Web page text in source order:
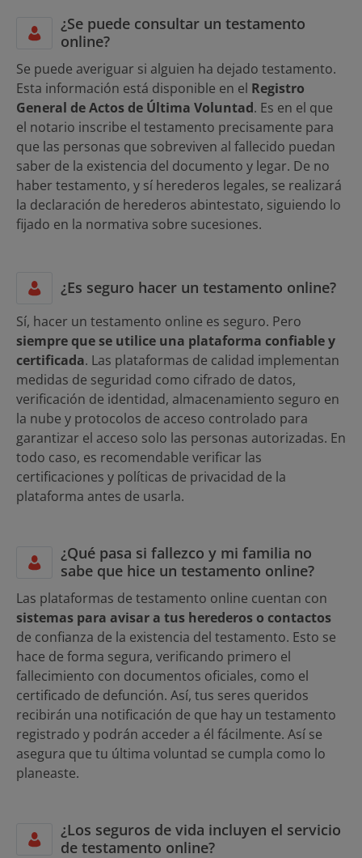
¿Se puede consultar un testamento
online?
Se puede averiguar si alguien ha dejado testamento.
Esta información está disponible en el Registro
General de Actos de Última Voluntad. Es en el que
el notario inscribe el testamento precisamente para
que las personas que sobreviven al fallecido puedan
saber de la existencia del documento y legar. De no
haber testamento, y sí herederos legales, se realizará
la declaración de herederos abintestato, siguiendo lo
fijado en la normativa sobre sucesiones.
¿Es seguro hacer un testamento online?
Sí, hacer un testamento online es seguro. Pero
siempre que se utilice una plataforma confiable y
certificada. Las plataformas de calidad implementan
medidas de seguridad como cifrado de datos,
verificación de identidad, almacenamiento seguro en
la nube y protocolos de acceso controlado para
garantizar el acceso solo las personas autorizadas. En
todo caso, es recomendable verificar las
certificaciones y políticas de privacidad de la
plataforma antes de usarla.
¿Qué pasa si fallezco y mi familia no
sabe que hice un testamento online?
Las plataformas de testamento online cuentan con
sistemas para avisar a tus herederos o contactos
de confianza de la existencia del testamento. Esto se
hace de forma segura, verificando primero el
fallecimiento con documentos oficiales, como el
certificado de defunción. Así, tus seres queridos
recibirán una notificación de que hay un testamento
registrado y podrán acceder a él fácilmente. Así se
asegura que tu última voluntad se cumpla como lo
planeaste.
¿Los seguros de vida incluyen el servicio
de testamento online?